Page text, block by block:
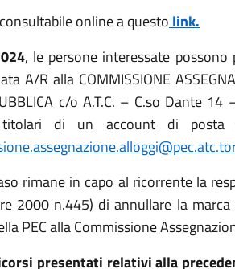
online a questo link.
, le persone interessate
A/R alla COMMISSIONE
c/o A.T.C. – C.so Dante
di un account di posta
rimane in capo al ricorrente la
2000 n.445) di annullare la
PEC alla Commissione
presentati relativi alla